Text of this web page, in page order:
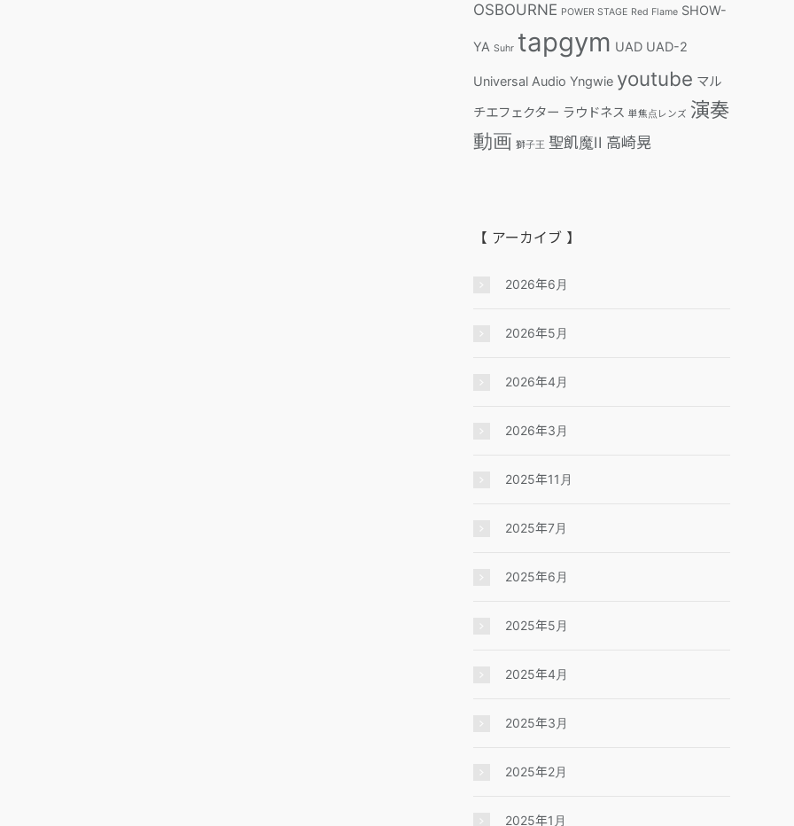
OSBOURNE POWER STAGE Red Flame SHOW-
YA Suhr tapgym UAD UAD-2
Universal Audio Yngwie youtube マル
チエフェクター ラウドネス 単焦点レンズ 演奏
動画 獅子王 聖飢魔II 高崎晃
【 アーカイブ 】
2026年6月
2026年5月
2026年4月
2026年3月
2025年11月
2025年7月
2025年6月
2025年5月
2025年4月
2025年3月
2025年2月
2025年1月